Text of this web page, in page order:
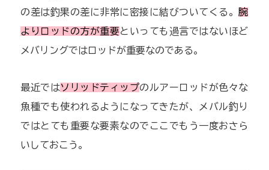
の差は釣果の差に非常に密接に結びついてくる。腕
よりロッドの方が重要といっても過言ではないほど
メバリングではロッドが重要なのである。
最近ではソリッドティップのルアーロッドが色々な
魚種でも使われるようになってきたが、メバル釣り
ではとても重要な要素なのでここでもう一度おさら
いしておこう。